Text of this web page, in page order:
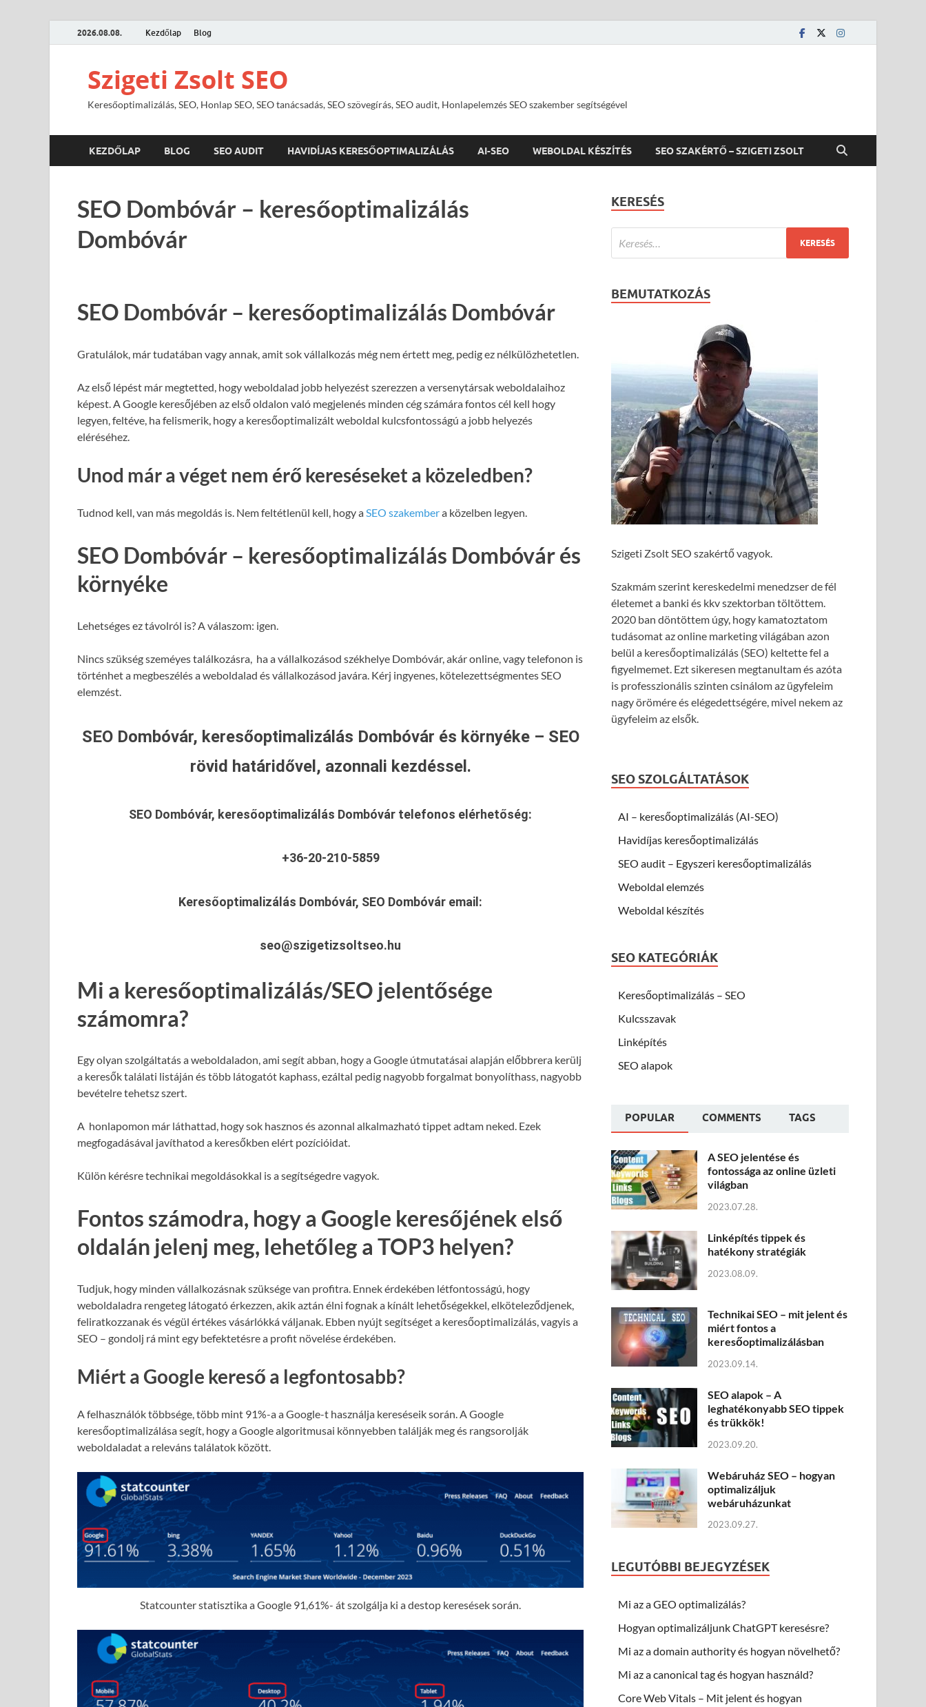
2026.08.08. Kezdőlap Blog
Szigeti Zsolt SEO
Keresőoptimalizálás, SEO, Honlap SEO, SEO tanácsadás, SEO szövegírás, SEO audit, Honlapelemzés SEO szakember segítségével
KEZDŐLAP BLOG SEO AUDIT HAVIDÍJAS KERESŐOPTIMALIZÁLÁS AI-SEO WEBOLDAL KÉSZÍTÉS SEO SZAKÉRTŐ – SZIGETI ZSOLT
SEO Dombóvár – keresőoptimalizálás
Dombóvár
SEO Dombóvár – keresőoptimalizálás Dombóvár
Gratulálok, már tudatában vagy annak, amit sok vállalkozás még nem értett meg, pedig ez nélkülözhetetlen.
Az első lépést már megtetted, hogy weboldalad jobb helyezést szerezzen a versenytársak weboldalaihoz
képest. A Google keresőjében az első oldalon való megjelenés minden cég számára fontos cél kell hogy
legyen, feltéve, ha felismerik, hogy a keresőoptimalizált weboldal kulcsfontosságú a jobb helyezés
eléréséhez.
Unod már a véget nem érő kereséseket a közeledben?
Tudnod kell, van más megoldás is. Nem feltétlenül kell, hogy aSEO szakembera közelben legyen.
SEO Dombóvár – keresőoptimalizálás Dombóvár és
környéke
Lehetséges ez távolról is? A válaszom: igen.
Nincs szükség szeméyes találkozásra, ha a vállalkozásod székhelye Dombóvár, akár online, vagy telefonon is
történhet a megbeszélés a weboldalad és vállalkozásod javára. Kérj ingyenes, kötelezettségmentes SEO
elemzést.
SEO Dombóvár, keresőoptimalizálás Dombóvár és környéke – SEO
rövid határidővel, azonnali kezdéssel.
SEO Dombóvár, keresőoptimalizálás Dombóvár telefonos elérhetőség:
+36-20-210-5859
Keresőoptimalizálás Dombóvár, SEO Dombóvár email:
seo@szigetizsoltseo.hu
Mi a keresőoptimalizálás/SEO jelentősége
számomra?
Egy olyan szolgáltatás a weboldaladon, ami segít abban, hogy a Google útmutatásai alapján előbbrera kerülj
a keresők találati listáján és több látogatót kaphass, ezáltal pedig nagyobb forgalmat bonyolíthass, nagyobb
bevételre tehetsz szert.
A honlapomon már láthattad, hogy sok hasznos és azonnal alkalmazható tippet adtam neked. Ezek
megfogadásával javíthatod a keresőkben elért pozícióidat.
Külön kérésre technikai megoldásokkal is a segítségedre vagyok.
Fontos számodra, hogy a Google keresőjének első
oldalán jelenj meg, lehetőleg a TOP3 helyen?
Tudjuk, hogy minden vállalkozásnak szüksége van profitra. Ennek érdekében létfontosságú, hogy
weboldaladra rengeteg látogató érkezzen, akik aztán élni fognak a kínált lehetőségekkel, elköteleződjenek,
feliratkozzanak és végül értékes vásárlókká váljanak. Ebben nyújt segítséget a keresőoptimalizálás, vagyis a
SEO – gondolj rá mint egy befektetésre a profit növelése érdekében.
Miért a Google kereső a legfontosabb?
A felhasználók többsége, több mint 91%-a a Google-t használja kereséseik során. A Google
keresőoptimalizálása segít, hogy a Google algoritmusai könnyebben találják meg és rangsorolják
weboldaladat a releváns találatok között.
Statcounter statisztika a Google 91,61%- át szolgálja ki a destop keresések során.
KERESÉS
BEMUTATKOZÁS
Szigeti Zsolt SEO szakértő vagyok.
Szakmám szerint kereskedelmi menedzser de fél
életemet a banki és kkv szektorban töltöttem.
2020 ban döntöttem úgy, hogy kamatoztatom
tudásomat az online marketing világában azon
belül a keresőoptimalizálás (SEO) keltette fel a
figyelmemet. Ezt sikeresen megtanultam és azóta
is professzionális szinten csinálom az ügyfeleim
nagy örömére és elégedettségére, mivel nekem az
ügyfeleim az elsők.
SEO SZOLGÁLTATÁSOK
AI – keresőoptimalizálás (AI-SEO)
Havidíjas keresőoptimalizálás
SEO audit – Egyszeri keresőoptimalizálás
Weboldal elemzés
Weboldal készítés
SEO KATEGÓRIÁK
Keresőoptimalizálás – SEO
Kulcsszavak
Linképítés
SEO alapok
POPULAR COMMENTS TAGS
A SEO jelentése és
fontossága az online üzleti
világban
2023.07.28.
Linképítés tippek és
hatékony stratégiák
2023.08.09.
Technikai SEO – mit jelent és
miért fontos a
keresőoptimalizálásban
2023.09.14.
SEO alapok – A
leghatékonyabb SEO tippek
és trükkök!
2023.09.20.
Webáruház SEO – hogyan
optimalizáljuk
webáruházunkat
2023.09.27.
LEGUTÓBBI BEJEGYZÉSEK
Mi az a GEO optimalizálás?
Hogyan optimalizáljunk ChatGPT keresésre?
Mi az a domain authority és hogyan növelhető?
Mi az a canonical tag és hogyan használd?
Core Web Vitals – Mit jelent és hogyan